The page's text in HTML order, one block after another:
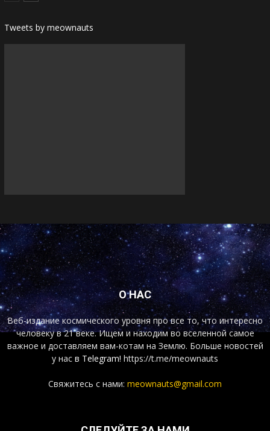
Tweets by meownauts
О НАС
Веб-издание космического уровня про все то, что интересно
человеку в 21 веке. Ищем и находим во вселенной самое
важное и доставляем вам-котам на Землю. Больше новостей
у нас в Telegram! https://t.me/meownauts
Свяжитесь с нами: meownauts@gmail.com